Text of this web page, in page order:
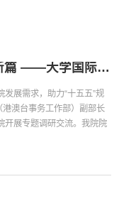
深化国际交流合作 共谋学科发展新篇 ——大学国际部来我院调研交流
展需求，助力“十五五”规
澳台事务工作部）副部长
开展专题调研交流。我院院
来的指导与支持表示衷心